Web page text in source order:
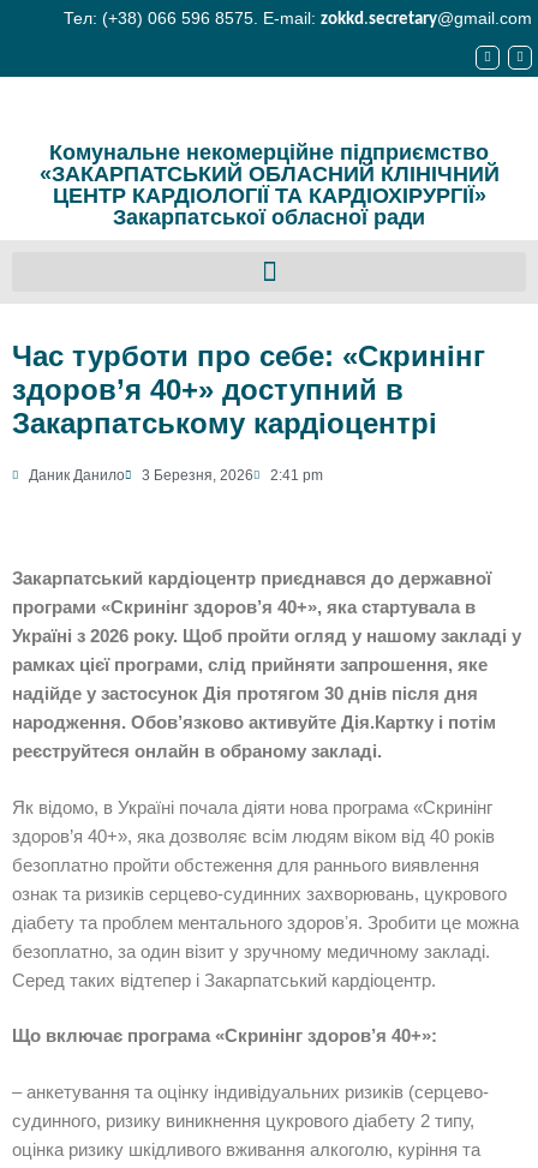
Тел: (+38) 066 596 8575. E-mail: zokkd.secretary@gmail.com
Комунальне некомерційне підприємство
«ЗАКАРПАТСЬКИЙ ОБЛАСНИЙ КЛІНІЧНИЙ
ЦЕНТР КАРДІОЛОГІЇ ТА КАРДІОХІРУРГІЇ»
Закарпатської обласної ради
Час турботи про себе: «Скринінг
здоров’я 40+» доступний в
Закарпатському кардіоцентрі
Даник Данило 3 Березня, 2026 2:41 pm
Закарпатський кардіоцентр приєднався до державної
програми «Скринінг здоров’я 40+», яка стартувала в
Україні з 2026 року. Щоб пройти огляд у нашому закладі у
рамках цієї програми, слід прийняти запрошення, яке
надійде у застосунок Дія протягом 30 днів після дня
народження. Обов’язково активуйте Дія.Картку і потім
реєструйтеся онлайн в обраному закладі.
Як відомо, в Україні почала діяти нова програма «Скринінг
здоров’я 40+», яка дозволяє всім людям віком від 40 років
безоплатно пройти обстеження для раннього виявлення
ознак та ризиків серцево-судинних захворювань, цукрового
діабету та проблем ментального здоровʼя. Зробити це можна
безоплатно, за один візит у зручному медичному закладі.
Серед таких відтепер і Закарпатський кардіоцентр.
Що включає програма «Скринінг здоров’я 40+»:
– анкетування та оцінку індивідуальних ризиків (серцево-
судинного, ризику виникнення цукрового діабету 2 типу,
оцінка ризику шкідливого вживання алкоголю, куріння та